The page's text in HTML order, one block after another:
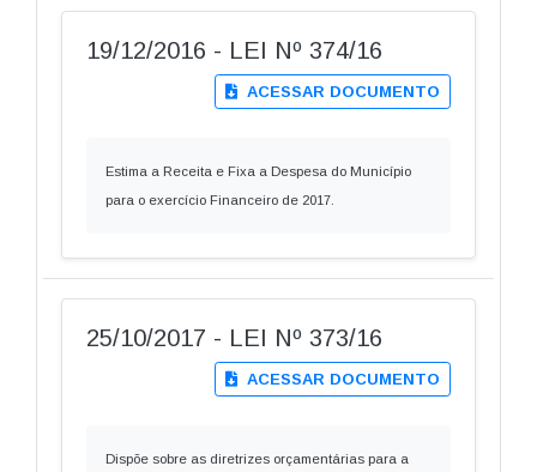
19/12/2016 - LEI Nº 374/16
ACESSAR DOCUMENTO
Estima a Receita e Fixa a Despesa do Município
para o exercício Financeiro de 2017.
25/10/2017 - LEI Nº 373/16
ACESSAR DOCUMENTO
Dispõe sobre as diretrizes orçamentárias para a